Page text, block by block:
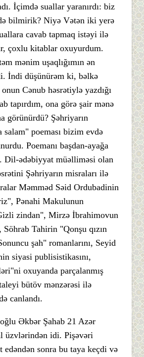
İçimdə suallar yaranırdı: biz
bilmirik? Niyə Vətən iki yerə
cavab tapmaq istəyi ilə
çoxlu kitablar oxuyurdum.
mənim uşaqlığımın ən
İndi düşünürəm ki, bəlkə
Cənub həsrətiylə yazdığı
tapırdım, ona görə şair mənə
görünürdü? Şəhriyarın
salam" poeması bizim evdə
Poemanı başdan-ayağa
Dil-ədəbiyyat müəlliməsi olan
Şəhriyarın misraları ilə
Məmməd Səid Ordubadinin
Pənahi Makulunun
zindan", Mirzə İbrahimovun
Tahirin "Qonşu qızın
şah" romanlarını, Seyid
siyasi publisistikasını,
oxuyanda parçalanmış
bütöv mənzərəsi ilə
canlandı.
Əkbər Şahab 21 Azər
üzvlərindən idi. Pişəvəri
edəndən sonra bu taya keçdi və